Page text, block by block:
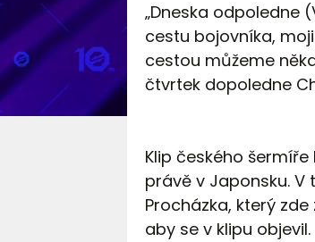
„Dneska odpoledne
cestu bojovníka,
cestou můžeme
čtvrtek dopoledne
Klip českého
právě v Japonsku. V
Procházka, který
aby se v klipu objevil.